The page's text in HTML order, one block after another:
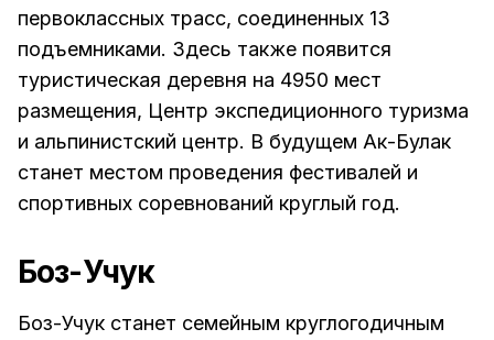
первоклассных трасс, соединенных 13
подъемниками. Здесь также появится
туристическая деревня на 4950 мест
размещения, Центр экспедиционного туризма
и альпинистский центр. В будущем Ак-Булак
станет местом проведения фестивалей и
спортивных соревнований круглый год.
Боз-Учук
Боз-Учук станет семейным круглогодичным